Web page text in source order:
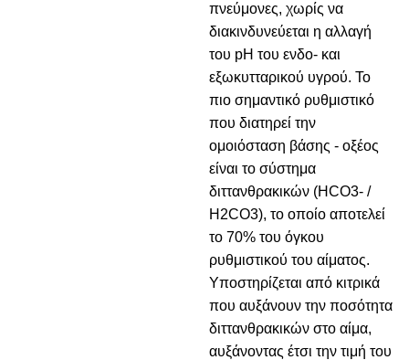
πνεύμονες, χωρίς να
διακινδυνεύεται η αλλαγή
του pH του ενδο- και
εξωκυτταρικού υγρού. Το
πιο σημαντικό ρυθμιστικό
που διατηρεί την
ομοιόσταση βάσης - οξέος
είναι το σύστημα
διττανθρακικών (HCO3- /
H2CO3), το οποίο αποτελεί
το 70% του όγκου
ρυθμιστικού του αίματος.
Υποστηρίζεται από κιτρικά
που αυξάνουν την ποσότητα
διττανθρακικών στο αίμα,
αυξάνοντας έτσι την τιμή του